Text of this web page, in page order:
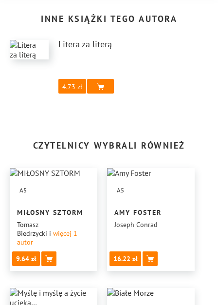
INNE KSIĄŻKI TEGO AUTORA
Litera za literą
4.73
CZYTELNICY WYBRALI RÓWNIEŻ
A5
MIŁOSNY SZTORM
Tomasz
Biedrzycki i więcej 1
autor
9.64
A5
AMY FOSTER
Joseph Conrad
16.22